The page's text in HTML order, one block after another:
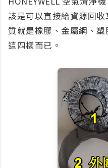
該是可以直接給資源回
質就是橡膠、金屬網、
這四樣而已。